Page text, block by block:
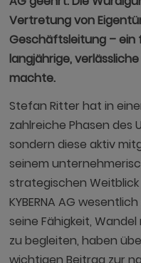
Vertretung von
Geschäftsleitung – ein
langjährige,
machte.
Stefan Ritter hat in
zahlreiche Phasen des
sondern diese aktiv
seinem
strategischen
KYBERNA AG
seine Fähigkeit,
zu begleiten, haben